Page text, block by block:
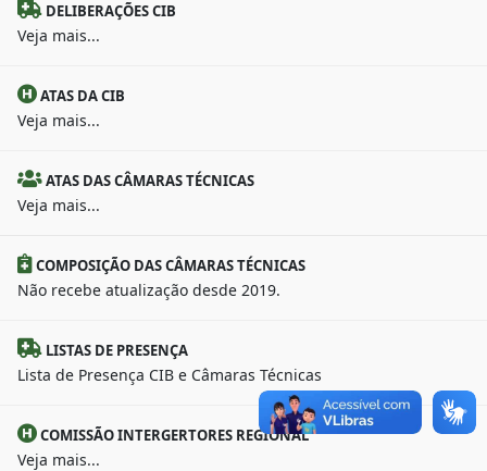
DELIBERAÇÕES CIB
Veja mais...
ATAS DA CIB
Veja mais...
ATAS DAS CÂMARAS TÉCNICAS
Veja mais...
COMPOSIÇÃO DAS CÂMARAS TÉCNICAS
Não recebe atualização desde 2019.
LISTAS DE PRESENÇA
Lista de Presença CIB e Câmaras Técnicas
COMISSÃO INTERGERTORES REGIONAL
Veja mais...